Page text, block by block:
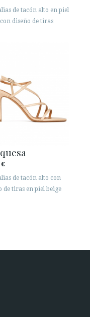
de tacón alto en piel
diseño de tiras
€
de tacón alto con
de tiras en piel beige